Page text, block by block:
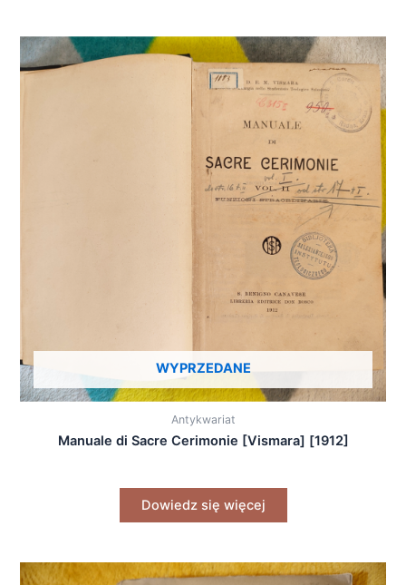
WYPRZEDANE
Antykwariat
Manuale di Sacre Cerimonie [Vismara] [1912]
Dowiedz się więcej